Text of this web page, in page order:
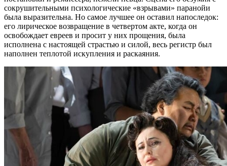
сокрушительными психологические «взрывами» паранойи
была выразительна. Но самое лучшее он оставил напоследок:
его лирическое возвращение в четвертом акте, когда он
освобождает евреев и просит у них прощения, была
исполнена с настоящей страстью и силой, весь регистр был
наполнен теплотой искупления и раскаяния.